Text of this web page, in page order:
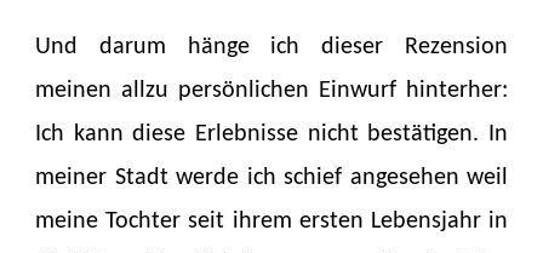
Und darum hänge ich dieser Rezension
meinen allzu persönlichen Einwurf hinterher:
Ich kann diese Erlebnisse nicht bestätigen. In
meiner Stadt werde ich schief angesehen weil
meine Tochter seit ihrem ersten Lebensjahr in